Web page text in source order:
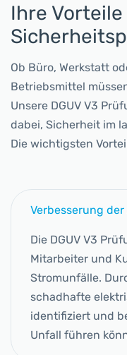
Ihre Vorteile
Ob Büro, Werkstatt
Betriebsmittel
Unsere DGUV V3
dabei, Sicherheit im
Die wichtigsten
Verbesserung
Die DGUV V3
Mitarbeiter und
Stromunfälle.
schadhafte
identifiziert und
Unfall führen